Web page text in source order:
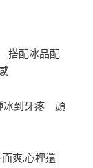
搭配冰品配
冰到牙疼 頭
爽.心裡還